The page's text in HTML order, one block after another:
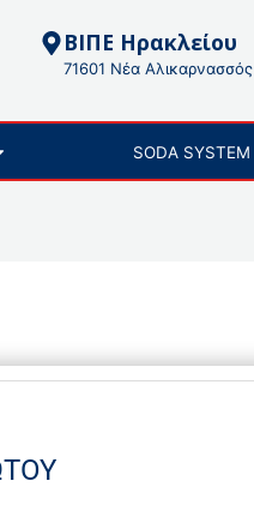
ΒΙΠΕ Ηρακλείου
71601 Νέα Αλικαρνασσός
SODA SYSTEM